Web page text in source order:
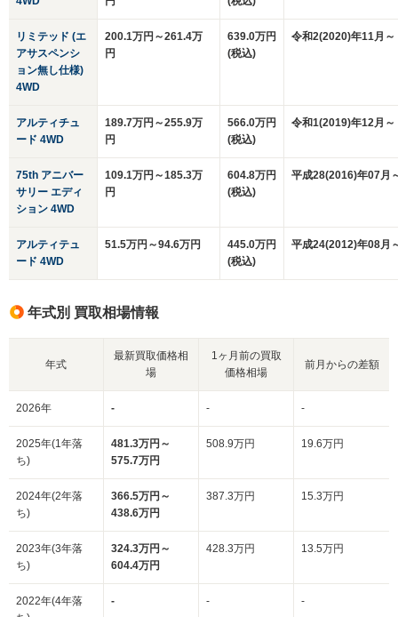
リミテッド (エ
アサスペンシ
ョン無し仕様)
4WD
200.1万円～261.4万
円
639.0万円
(税込)
令和2(2020)年11月～
アルティチュ
ード 4WD
189.7万円～255.9万
円
566.0万円
(税込)
令和1(2019)年12月～
75th アニバー
サリー エディ
ション 4WD
109.1万円～185.3万
円
604.8万円
(税込)
平成28(2016)年07月
アルティテュ
ード 4WD
51.5万円～94.6万円
445.0万円
(税込)
平成24(2012)年08月
年式別 買取相場情報
年式
最新買取価格相
場
1ヶ月前の買取
価格相場
前月からの差額
2026年 - - -
2025年(1年落
ち)
481.3万円～
575.7万円
508.9万円 19.6万円
2024年(2年落
ち)
366.5万円～
438.6万円
387.3万円 15.3万円
2023年(3年落
ち)
324.3万円～
604.4万円
428.3万円 13.5万円
2022年(4年落
- - -